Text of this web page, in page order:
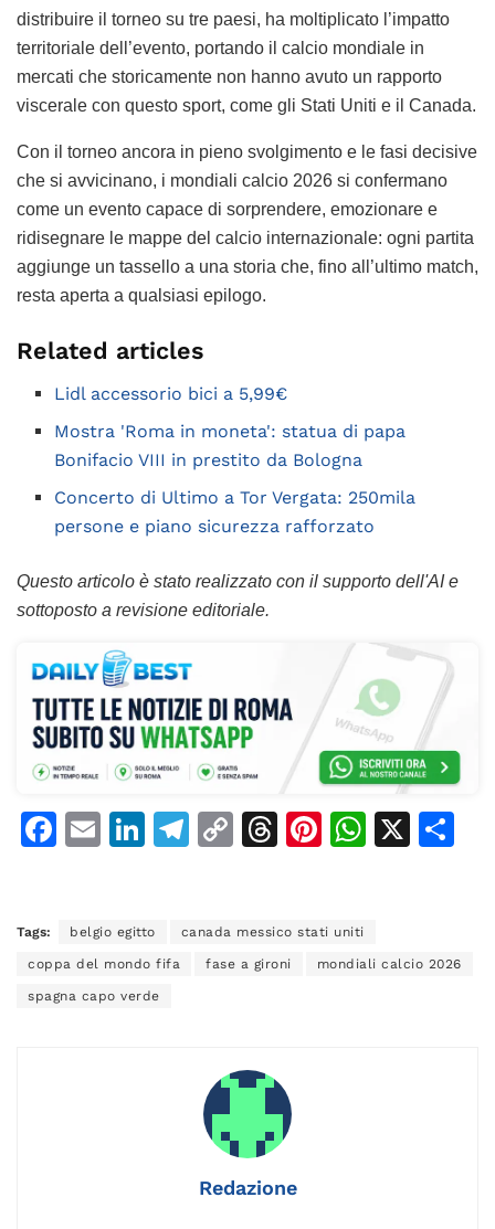
distribuire il torneo su tre paesi, ha moltiplicato l’impatto
territoriale dell’evento, portando il calcio mondiale in
mercati che storicamente non hanno avuto un rapporto
viscerale con questo sport, come gli Stati Uniti e il Canada.
Con il torneo ancora in pieno svolgimento e le fasi decisive
che si avvicinano, i mondiali calcio 2026 si confermano
come un evento capace di sorprendere, emozionare e
ridisegnare le mappe del calcio internazionale: ogni partita
aggiunge un tassello a una storia che, fino all’ultimo match,
resta aperta a qualsiasi epilogo.
Related articles
Lidl accessorio bici a 5,99€
Mostra 'Roma in moneta': statua di papa
Bonifacio VIII in prestito da Bologna
Concerto di Ultimo a Tor Vergata: 250mila
persone e piano sicurezza rafforzato
Questo articolo è stato realizzato con il supporto dell'AI e
sottoposto a revisione editoriale.
F
e
b
o
E
l
Li
e
dI
n
T
gr
a
C
y
Li
T
a
d
Pi
re
st
W
A
X
vi
Tags: belgio egitto canada messico stati uniti
coppa del mondo fifa fase a gironi mondiali calcio 2026
spagna capo verde
Redazione